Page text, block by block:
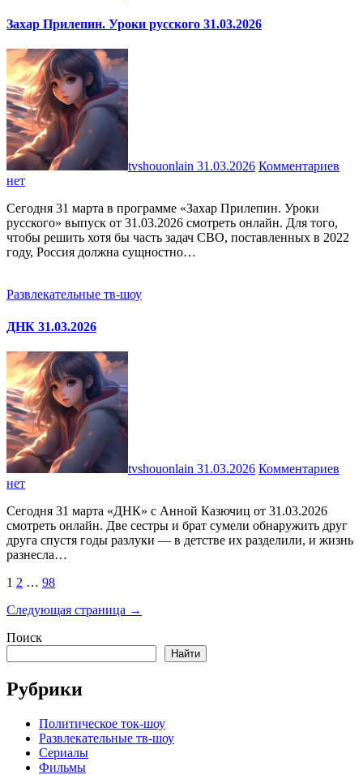
Захар Прилепин. Уроки русского 31.03.2026
tvshouonlain 31.03.2026 Комментариев
нет
Сегодня 31 марта в программе «Захар Прилепин. Уроки
русского» выпуск от 31.03.2026 смотреть онлайн. Для того,
чтобы решить хотя бы часть задач СВО, поставленных в 2022
году, Россия должна сущностно…
Развлекательные тв-шоу
ДНК 31.03.2026
tvshouonlain 31.03.2026 Комментариев
нет
Сегодня 31 марта «ДНК» с Анной Казючиц от 31.03.2026
смотреть онлайн. Две сестры и брат сумели обнаружить друг
друга спустя годы разлуки — в детстве их разделили, и жизнь
разнесла…
Пагинация
записей
1 2 … 98
Следующая страница →
Поиск
Найти
Рубрики
Политическое ток-шоу
Развлекательные тв-шоу
Сериалы
Фильмы